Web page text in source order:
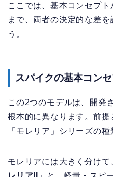
ここでは、基本コンセプ
まで、両者の決定的な差
う。
スパイクの基本コン
この2つのモデルは、開発
根本的に異なります。前
「モレリア」シリーズの種
モレリアには大きく分けて